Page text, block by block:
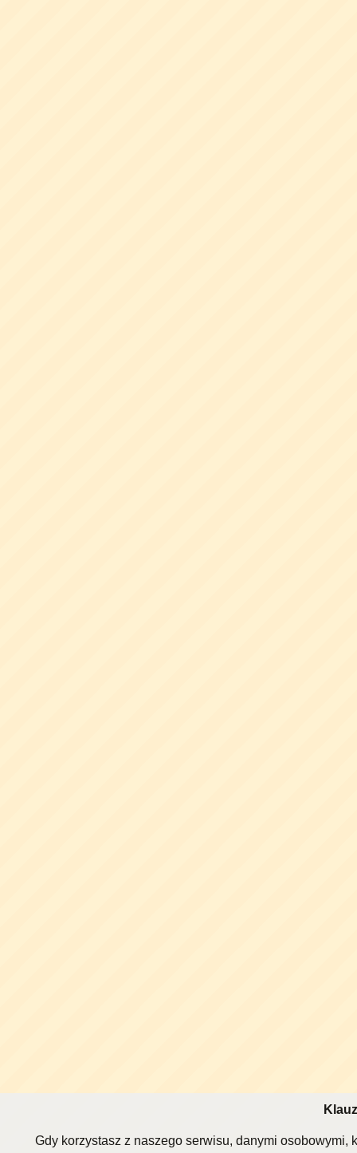
Gdy korzystasz z naszego serwisu, danymi osobowymi,